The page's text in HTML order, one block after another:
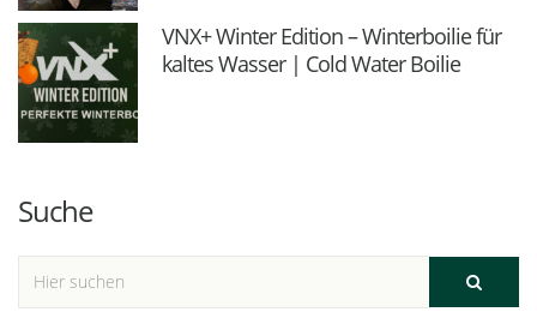
VNX+ Winter Edition – Winterboilie für
kaltes Wasser | Cold Water Boilie
Suche